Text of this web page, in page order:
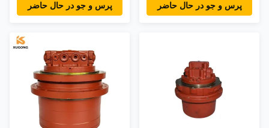
پرس و جو در حال حاضر
Drive 9245506 تعویض
پرس و جو در حال حاضر